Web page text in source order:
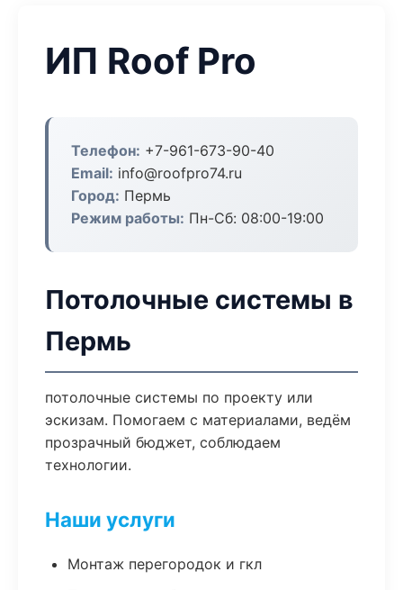
ИП Roof Pro
Телефон: +7-961-673-90-40
Email: info@roofpro74.ru
Город: Пермь
Режим работы: Пн-Сб: 08:00-19:00
Потолочные системы в
Пермь
потолочные системы по проекту или
эскизам. Помогаем с материалами, ведём
прозрачный бюджет, соблюдаем
технологии.
Наши услуги
Монтаж перегородок и гкл